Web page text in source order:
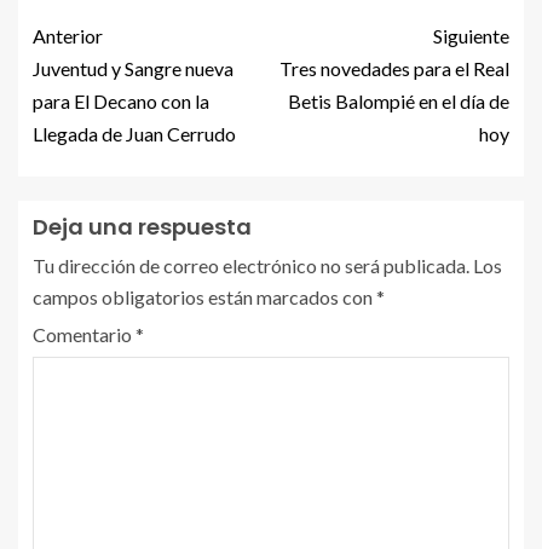
Anterior
Juventud y Sangre nueva
para El Decano con la
Llegada de Juan Cerrudo
Siguiente
Tres novedades para el Real
Betis Balompié en el día de
hoy
Deja una respuesta
Tu dirección de correo electrónico no será publicada. Los
campos obligatorios están marcados con*
Comentario *